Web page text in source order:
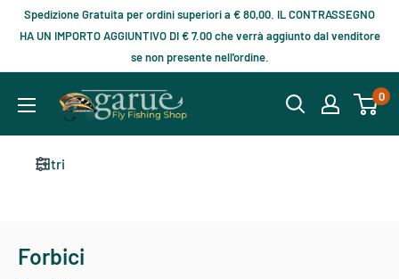
Spedizione Gratuita per ordini superiori a € 80,00. IL CONTRASSEGNO
HA UN IMPORTO AGGIUNTIVO DI € 7.00 che verrà aggiunto dal venditore
se non presente nell'ordine.
0
Filtri
Forbici